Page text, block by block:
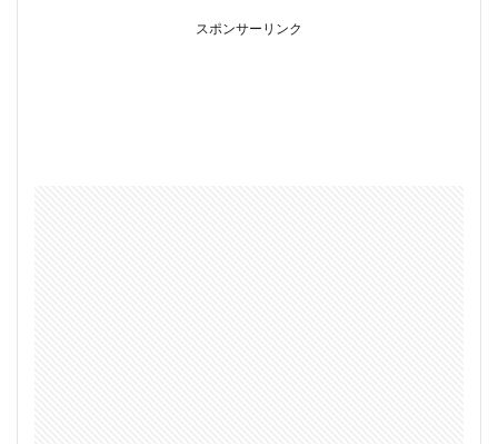
スポンサーリンク